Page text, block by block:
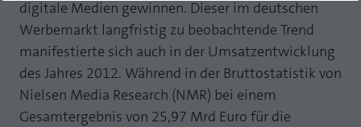
MP auf Mastodon
MP auf LinkedIn
Newsletter
digitale Medien gewinnen. Dieser im deutschen
Werbemarkt langfristig zu beobachtende Trend
manifestierte sich auch in der Umsatzentwicklung
des Jahres 2012. Während in der Bruttostatistik von
Nielsen Media Research (NMR) bei einem
Gesamtergebnis von 25,97 Mrd Euro für die
Webseite einwandfrei funktioniert.
Name fe_typo_user
Anbieter TYPO3
Session
Cookie-Informationen anzeigen
Statistik und Performance mit AT INTERNET
CROSS-DEVICE ANALYTICS LÖSUNG